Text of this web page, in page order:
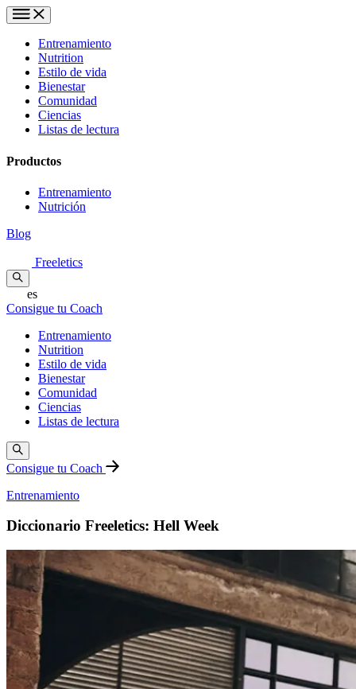
Entrenamiento
Nutrition
Estilo de vida
Bienestar
Comunidad
Ciencias
Listas de lectura
Productos
Entrenamiento
Nutrición
Blog
Freeletics
es
Consigue tu Coach
Entrenamiento
Nutrition
Estilo de vida
Bienestar
Comunidad
Ciencias
Listas de lectura
Consigue tu Coach
Entrenamiento
Diccionario Freeletics: Hell Week